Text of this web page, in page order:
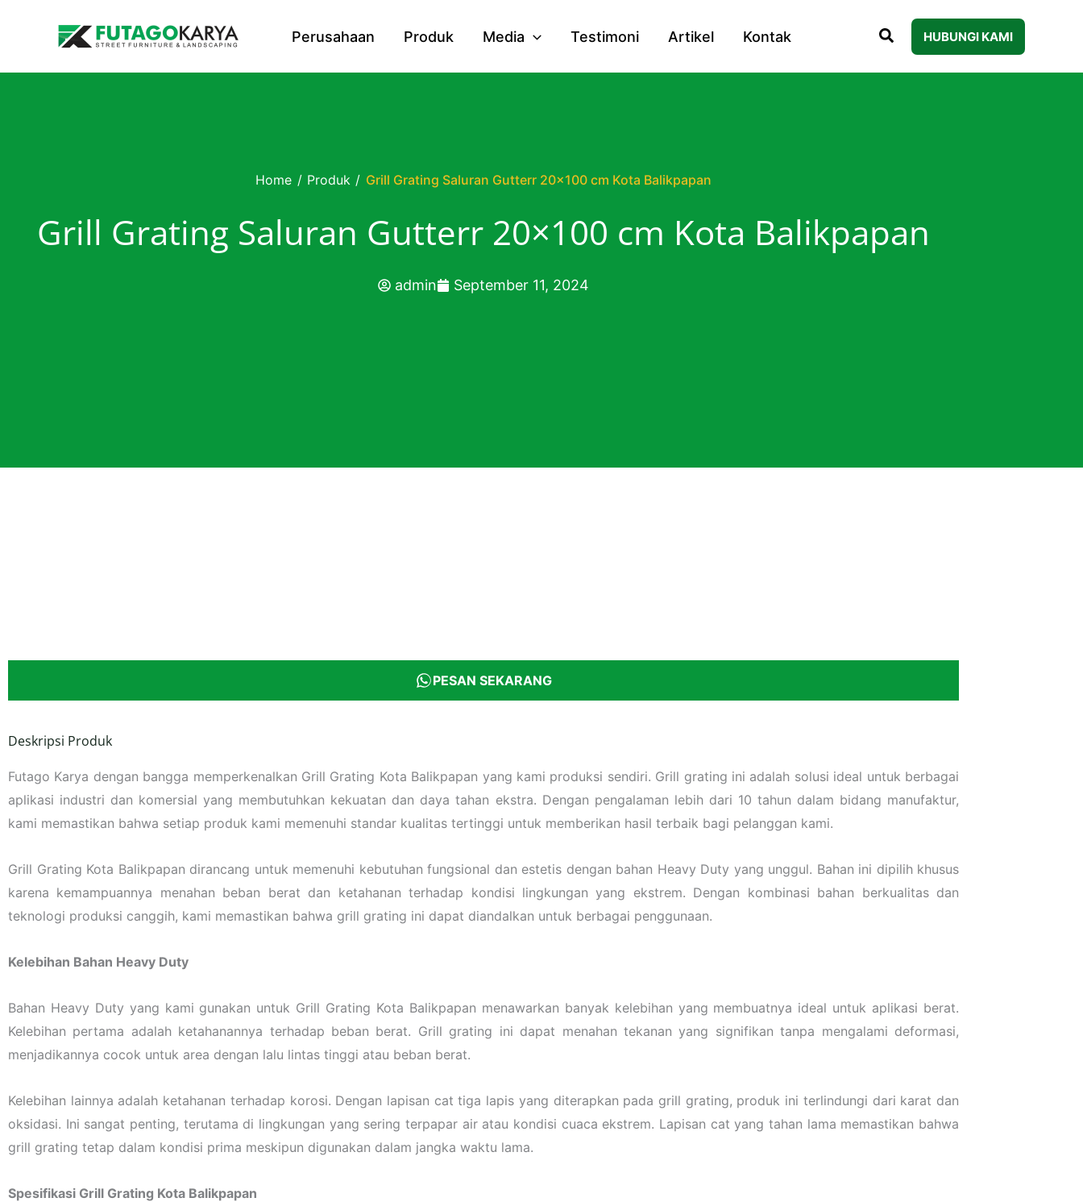
Perusahaan Produk Media Testimoni Artikel Kontak HUBUNGI KAMI
Home / Produk / Grill Grating Saluran Gutterr 20×100 cm Kota Balikpapan
Grill Grating Saluran Gutterr 20×100 cm Kota Balikpapan
admin September 11, 2024
PESAN SEKARANG
Deskripsi Produk
Futago Karya dengan bangga memperkenalkan Grill Grating Kota Balikpapan yang kami produksi sendiri. Grill grating ini adalah solusi ideal untuk berbagai
aplikasi industri dan komersial yang membutuhkan kekuatan dan daya tahan ekstra. Dengan pengalaman lebih dari 10 tahun dalam bidang manufaktur,
kami memastikan bahwa setiap produk kami memenuhi standar kualitas tertinggi untuk memberikan hasil terbaik bagi pelanggan kami.
Grill Grating Kota Balikpapan dirancang untuk memenuhi kebutuhan fungsional dan estetis dengan bahan Heavy Duty yang unggul. Bahan ini dipilih khusus
karena kemampuannya menahan beban berat dan ketahanan terhadap kondisi lingkungan yang ekstrem. Dengan kombinasi bahan berkualitas dan
teknologi produksi canggih, kami memastikan bahwa grill grating ini dapat diandalkan untuk berbagai penggunaan.
Kelebihan Bahan Heavy Duty
Bahan Heavy Duty yang kami gunakan untuk Grill Grating Kota Balikpapan menawarkan banyak kelebihan yang membuatnya ideal untuk aplikasi berat.
Kelebihan pertama adalah ketahanannya terhadap beban berat. Grill grating ini dapat menahan tekanan yang signifikan tanpa mengalami deformasi,
menjadikannya cocok untuk area dengan lalu lintas tinggi atau beban berat.
Kelebihan lainnya adalah ketahanan terhadap korosi. Dengan lapisan cat tiga lapis yang diterapkan pada grill grating, produk ini terlindungi dari karat dan
oksidasi. Ini sangat penting, terutama di lingkungan yang sering terpapar air atau kondisi cuaca ekstrem. Lapisan cat yang tahan lama memastikan bahwa
grill grating tetap dalam kondisi prima meskipun digunakan dalam jangka waktu lama.
Spesifikasi Grill Grating Kota Balikpapan